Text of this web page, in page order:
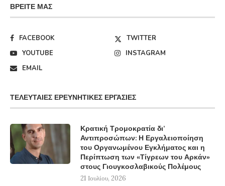
ΒΡΕΊΤΕ ΜΑΣ
FACEBOOK
TWITTER
YOUTUBE
INSTAGRAM
EMAIL
ΤΕΛΕΥΤΑΊΕΣ ΕΡΕΥΝΗΤΙΚΈΣ ΕΡΓΑΣΊΕΣ
Κρατική Τρομοκρατία δι’
Αντιπροσώπων: Η Εργαλειοποίηση
του Οργανωμένου Εγκλήματος και η
Περίπτωση των «Τίγρεων του Αρκάν»
στους Γιουγκοσλαβικούς Πολέμους
21 Ιουλίου, 2026